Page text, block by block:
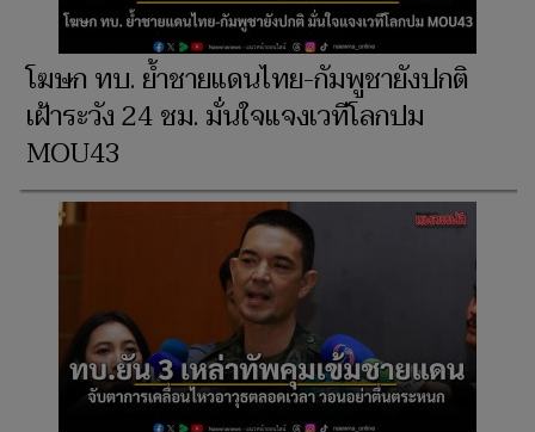
โฆษก ทบ. ย้ำชายแดนไทย-กัมพูชายังปกติ
เฝ้าระวัง 24 ชม. มั่นใจแจงเวทีโลกปม
MOU43